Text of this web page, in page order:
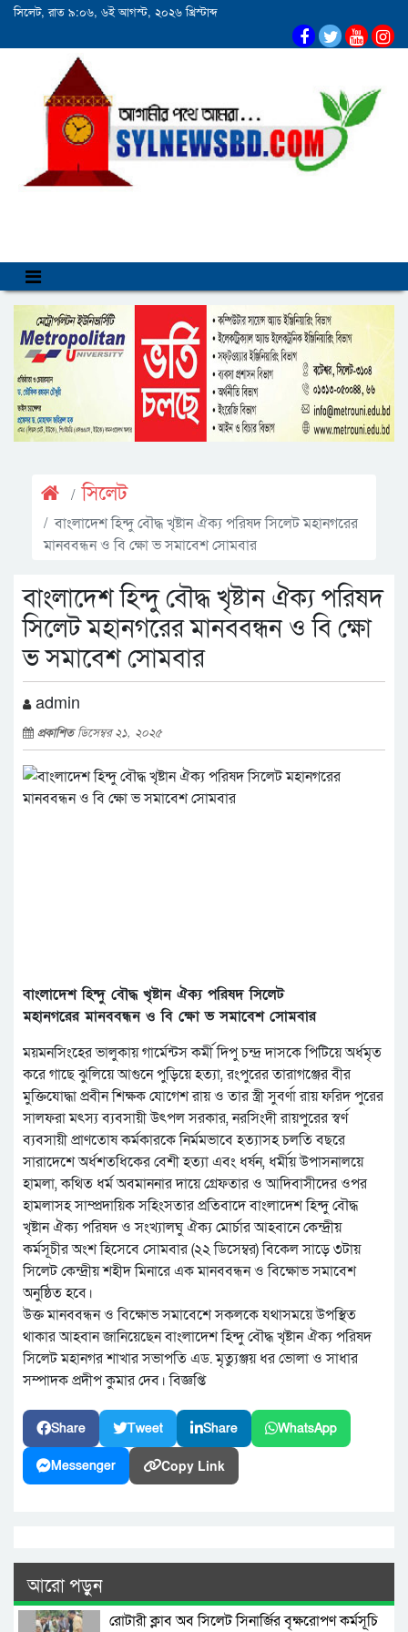
সিলেট, রাত ৯:০৬, ৬ই আগস্ট, ২০২৬ খ্রিস্টাব্দ
সিলেট
বাংলাদেশ হিন্দু বৌদ্ধ খৃষ্টান ঐক্য পরিষদ সিলেট মহানগরের
মানববন্ধন ও বি ক্ষো ভ সমাবেশ সোমবার
বাংলাদেশ হিন্দু বৌদ্ধ খৃষ্টান ঐক্য পরিষদ
সিলেট মহানগরের মানববন্ধন ও বি ক্ষো
ভ সমাবেশ সোমবার
admin
প্রকাশিতডিসেম্বর ২১, ২০২৫
বাংলাদেশ হিন্দু বৌদ্ধ খৃষ্টান ঐক্য পরিষদ সিলেট
মহানগরের মানববন্ধন ও বি ক্ষো ভ সমাবেশ সোমবার
ময়মনসিংহের ভালুকায় গার্মেন্টস কর্মী দিপু চন্দ্র দাসকে পিটিয়ে অর্ধমৃত
করে গাছে ঝুলিয়ে আগুনে পুড়িয়ে হত্যা, রংপুরের তারাগঞ্জের বীর
মুক্তিযোদ্ধা প্রবীন শিক্ষক যোগেশ রায় ও তার স্ত্রী সুবর্ণা রায় ফরিদ পুরের
সালফরা মৎস্য ব্যবসায়ী উৎপল সরকার, নরসিংদী রায়পুরের স্বর্ণ
ব্যবসায়ী প্রাণতোষ কর্মকারকে নির্মমভাবে হত্যাসহ চলতি বছরে
সারাদেশে অর্ধশতধিকের বেশী হত্যা এবং ধর্ষন, ধর্মীয় উপাসনালয়ে
হামলা, কথিত ধর্ম অবমাননার দায়ে গ্রেফতার ও আদিবাসীদের ওপর
হামলাসহ সাম্প্রদায়িক সহিংসতার প্রতিবাদে বাংলাদেশ হিন্দু বৌদ্ধ
খৃষ্টান ঐক্য পরিষদ ও সংখ্যালঘু ঐক্য মোর্চার আহবানে কেন্দ্রীয়
কর্মসূচীর অংশ হিসেবে সোমবার (২২ ডিসেম্বর) বিকেল সাড়ে ৩টায়
সিলেট কেন্দ্রীয় শহীদ মিনারে এক মানববন্ধন ও বিক্ষোভ সমাবেশ
অনুষ্ঠিত হবে।
উক্ত মানববন্ধন ও বিক্ষোভ সমাবেশে সকলকে যথাসময়ে উপস্থিত
থাকার আহবান জানিয়েছেন বাংলাদেশ হিন্দু বৌদ্ধ খৃষ্টান ঐক্য পরিষদ
সিলেট মহানগর শাখার সভাপতি এড. মৃত্যুঞ্জয় ধর ভোলা ও সাধার
সম্পাদক প্রদীপ কুমার দেব। বিজ্ঞপ্তি
Share Tweet Share WhatsApp
Messenger Copy Link
আরো পড়ুন
রোটারী ক্লাব অব সিলেট সিনার্জির বৃক্ষরোপণ কর্মসূচি